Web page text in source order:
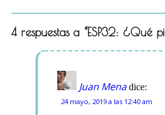
4 respuestas a “ESP32: ¿Qué
Juan Mena dice:
24 mayo, 2019 a las 12:40 am